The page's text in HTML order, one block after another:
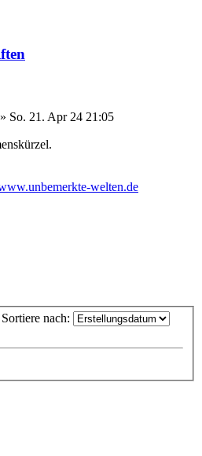
» So. 21. Apr 24 21:05
welten.de
Sortiere nach: